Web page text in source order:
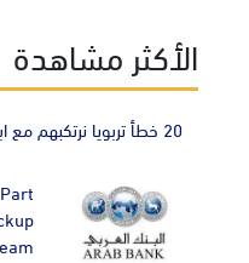
الأكثر مشاهدة
20 خطأ تربويا نرتكبهم مع ابنائنا